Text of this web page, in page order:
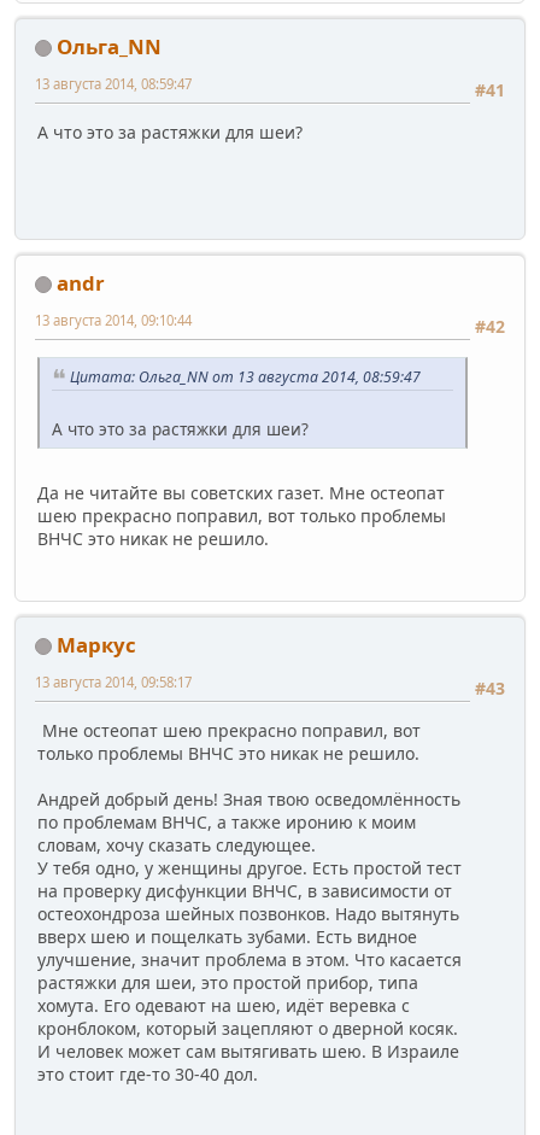
Ольга_NN
#41
13 августа 2014, 08:59:47
А что это за растяжки для шеи?
andr
#42
13 августа 2014, 09:10:44
Цитата: Ольга_NN от 13 августа 2014, 08:59:47
А что это за растяжки для шеи?
Да не читайте вы советских газет. Мне остеопат
шею прекрасно поправил, вот только проблемы
ВНЧС это никак не решило.
Маркус
#43
13 августа 2014, 09:58:17
Мне остеопат шею прекрасно поправил, вот
только проблемы ВНЧС это никак не решило.
Андрей добрый день! Зная твою осведомлённость
по проблемам ВНЧС, а также иронию к моим
словам, хочу сказать следующее.
У тебя одно, у женщины другое. Есть простой тест
на проверку дисфункции ВНЧС, в зависимости от
остеохондроза шейных позвонков. Надо вытянуть
вверх шею и пощелкать зубами. Есть видное
улучшение, значит проблема в этом. Что касается
растяжки для шеи, это простой прибор, типа
хомута. Его одевают на шею, идёт веревка с
кронблоком, который зацепляют о дверной косяк.
И человек может сам вытягивать шею. В Израиле
это стоит где-то 30-40 дол.